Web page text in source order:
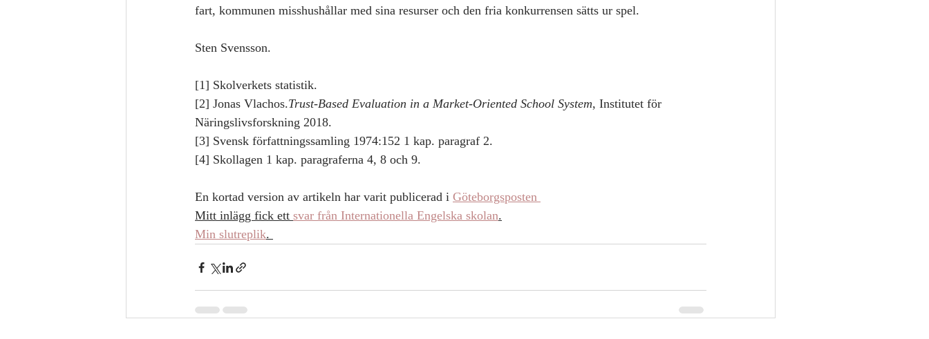
fart, kommunen misshushållar med sina resurser och den fria konkurrensen sätts ur spel.
Sten Svensson.
[1] Skolverkets statistik.
[2] Jonas Vlachos.Trust-Based Evaluation in a Market-Oriented School System, Institutet för
Näringslivsforskning 2018.
[3] Svensk författningssamling 1974:152 1 kap. paragraf 2.
[4] Skollagen 1 kap. paragraferna 4, 8 och 9.
En kortad version av artikeln har varit publicerad i Göteborgsposten
Mitt inlägg fick ett svar från Internationella Engelska skolan.
Min slutreplik.